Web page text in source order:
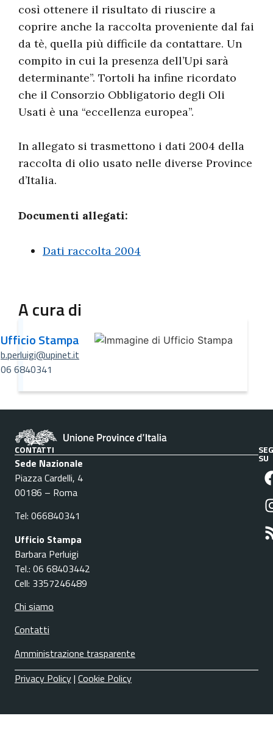
così ottenere il risultato di riuscire a
coprire anche la raccolta proveniente dal fai
da tè, quella più difficile da contattare. Un
compito in cui la presenza dell’Upi sarà
determinante”. Tortoli ha infine ricordato
che il Consorzio Obbligatorio degli Oli
Usati è una “eccellenza europea”.
In allegato si trasmettono i dati 2004 della
raccolta di olio usato nelle diverse Province
d’Italia.
Documenti allegati:
Dati raccolta 2004
A cura di
Ufficio Stampa
b.perluigi@upinet.it
06 6840341
CONTATTI
Sede Nazionale
Piazza Cardelli, 4
00186 – Roma
Tel: 066840341
Ufficio Stampa
Barbara Perluigi
Tel.: 06 68403442
Cell: 3357246489
Chi siamo
Contatti
Amministrazione trasparente
SU
Privacy Policy| Cookie Policy